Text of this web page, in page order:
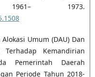
1973.
Umum (DAU) Dan
Kemandirian
Pemerintah Daerah
Periode Tahun 2018-